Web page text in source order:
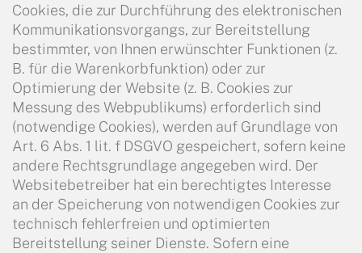
Cookies, die zur Durchführung des elektronischen
Kommunikationsvorgangs, zur Bereitstellung
bestimmter, von Ihnen erwünschter Funktionen (z.
B. für die Warenkorbfunktion) oder zur
Optimierung der Website (z. B. Cookies zur
Messung des Webpublikums) erforderlich sind
(notwendige Cookies), werden auf Grundlage von
Art. 6 Abs. 1 lit. f DSGVO gespeichert, sofern keine
andere Rechtsgrundlage angegeben wird. Der
Websitebetreiber hat ein berechtigtes Interesse
an der Speicherung von notwendigen Cookies zur
technisch fehlerfreien und optimierten
Bereitstellung seiner Dienste. Sofern eine